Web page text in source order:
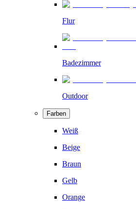
Flur
Badezimmer
Outdoor
Farben
Weiß
Beige
Braun
Gelb
Orange